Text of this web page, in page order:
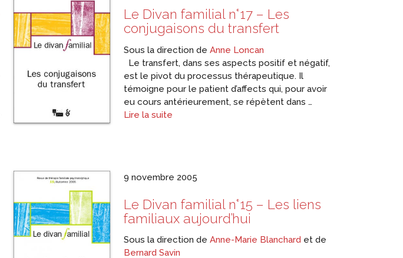
Le Divan familial n°17 – Les
conjugaisons du transfert
Sous la direction de Anne Loncan
Le transfert, dans ses aspects positif et négatif,
est le pivot du processus thérapeutique. Il
témoigne pour le patient d’affects qui, pour avoir
eu cours antérieurement, se répètent dans …
Lire la suite
9 novembre 2005
Le Divan familial n°15 – Les liens
familiaux aujourd’hui
Sous la direction de Anne-Marie Blanchard et de
Bernard Savin